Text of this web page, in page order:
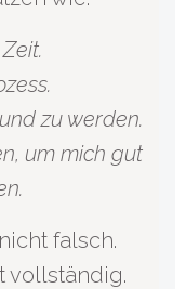
zu werden.
um mich gut
falsch.
vollständig.